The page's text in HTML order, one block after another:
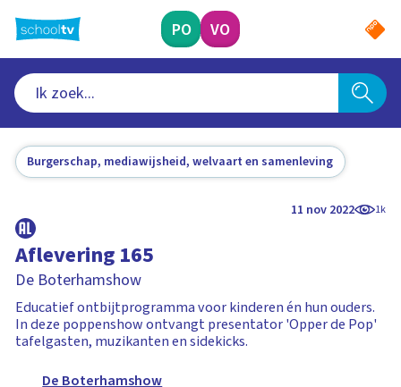
naar
hoofdinhoud
PO VO
Burgerschap, mediawijsheid, welvaart en samenleving
11 nov 2022 1k
Aflevering 165
De Boterhamshow
Educatief ontbijtprogramma voor kinderen én hun ouders.
In deze poppenshow ontvangt presentator 'Opper de Pop'
tafelgasten, muzikanten en sidekicks.
De Boterhamshow